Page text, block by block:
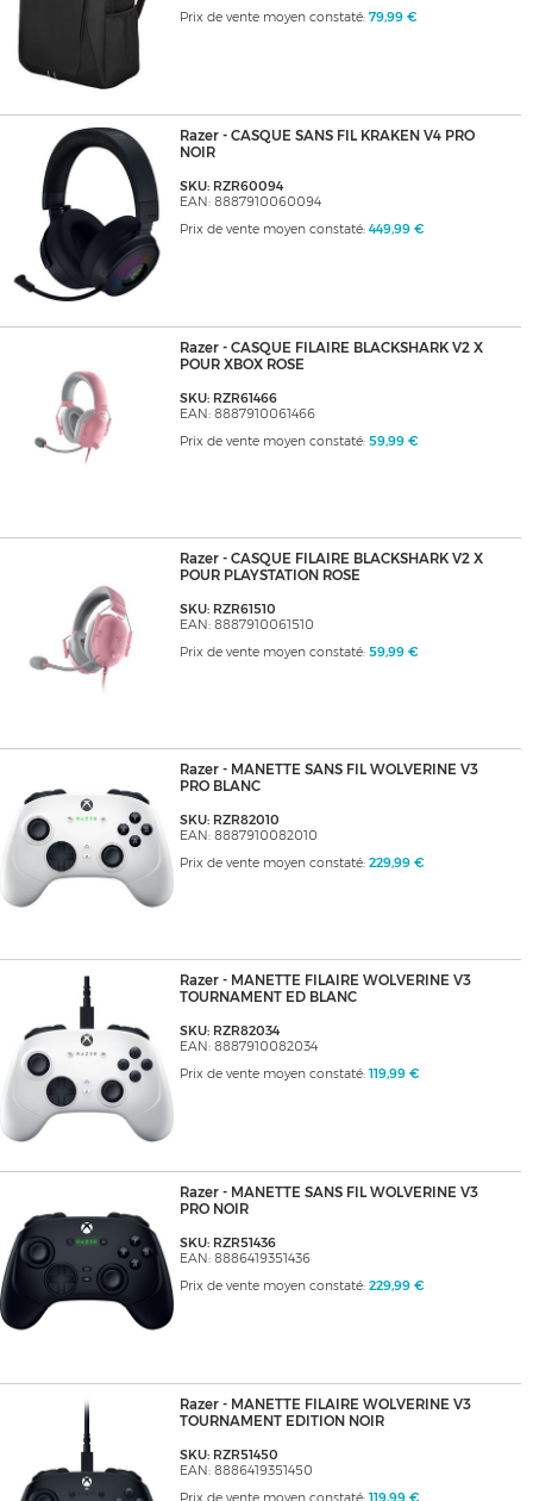
Prix de vente moyen constaté: 79,99 €
Razer - CASQUE SANS FIL KRAKEN V4 PRO
NOIR
SKU: RZR60094
EAN: 8887910060094
Prix de vente moyen constaté: 449,99 €
Razer - CASQUE FILAIRE BLACKSHARK V2 X
POUR XBOX ROSE
SKU: RZR61466
EAN: 8887910061466
Prix de vente moyen constaté: 59,99 €
Razer - CASQUE FILAIRE BLACKSHARK V2 X
POUR PLAYSTATION ROSE
SKU: RZR61510
EAN: 8887910061510
Prix de vente moyen constaté: 59,99 €
Razer - MANETTE SANS FIL WOLVERINE V3
PRO BLANC
SKU: RZR82010
EAN: 8887910082010
Prix de vente moyen constaté: 229,99 €
Razer - MANETTE FILAIRE WOLVERINE V3
TOURNAMENT ED BLANC
SKU: RZR82034
EAN: 8887910082034
Prix de vente moyen constaté: 119,99 €
Razer - MANETTE SANS FIL WOLVERINE V3
PRO NOIR
SKU: RZR51436
EAN: 8886419351436
Prix de vente moyen constaté: 229,99 €
Razer - MANETTE FILAIRE WOLVERINE V3
TOURNAMENT EDITION NOIR
SKU: RZR51450
EAN: 8886419351450